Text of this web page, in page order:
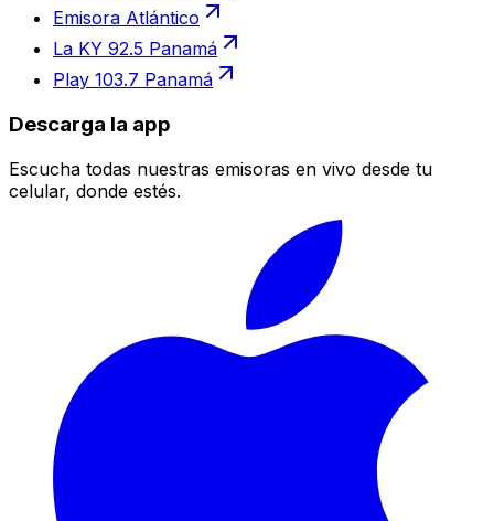
Emisora Atlántico
La KY 92.5 Panamá
Play 103.7 Panamá
Descarga la app
Escucha todas nuestras emisoras en vivo desde tu
celular, donde estés.